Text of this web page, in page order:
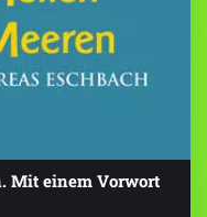
Mit einem Vorwort